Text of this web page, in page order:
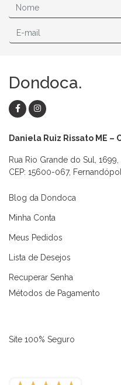
Dondoca.
Daniela Ruiz Rissato ME –
Rua Rio Grande do Sul,
CEP: 15600-067,
Blog da Dondoca
Minha Conta
Meus Pedidos
Lista de Desejos
Recuperar Senha
Métodos de Pagamento
Site 100% Seguro